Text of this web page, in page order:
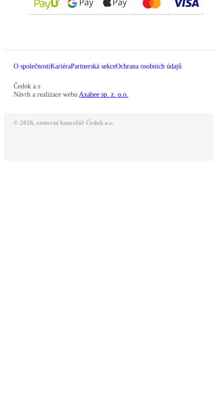
O společnostiKariéraPartnerská sekceOchrana osobních údajů
Čedok a.s
Návrh a realizace webu Axabee sp. z. o.o.
© 2026, cestovní kancelář Čedok a.s.